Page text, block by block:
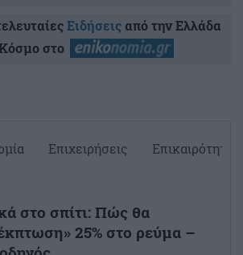
Ειδήσειςαπό την Ελλάδα
στο
Επιχειρήσεις Επικαιρότητα
στο σπίτι: Πώς θα
25% στο ρεύμα –